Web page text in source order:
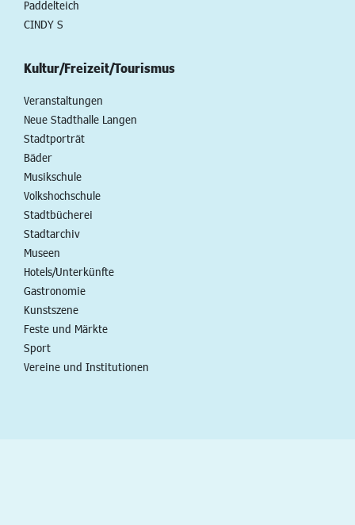
Paddelteich
CINDY S
Kultur/Freizeit/Tourismus
Veranstaltungen
Neue Stadthalle Langen
Stadtporträt
Bäder
Musikschule
Volkshochschule
Stadtbücherei
Stadtarchiv
Museen
Hotels/Unterkünfte
Gastronomie
Kunstszene
Feste und Märkte
Sport
Vereine und Institutionen